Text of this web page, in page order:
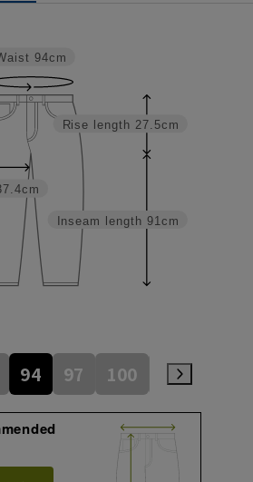
Inseam length 91cm
Rise length 27.5cm
94cm
94 97 100 105